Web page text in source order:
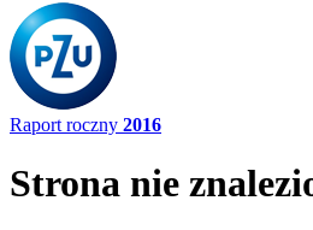
Raport roczny 2016
Strona nie